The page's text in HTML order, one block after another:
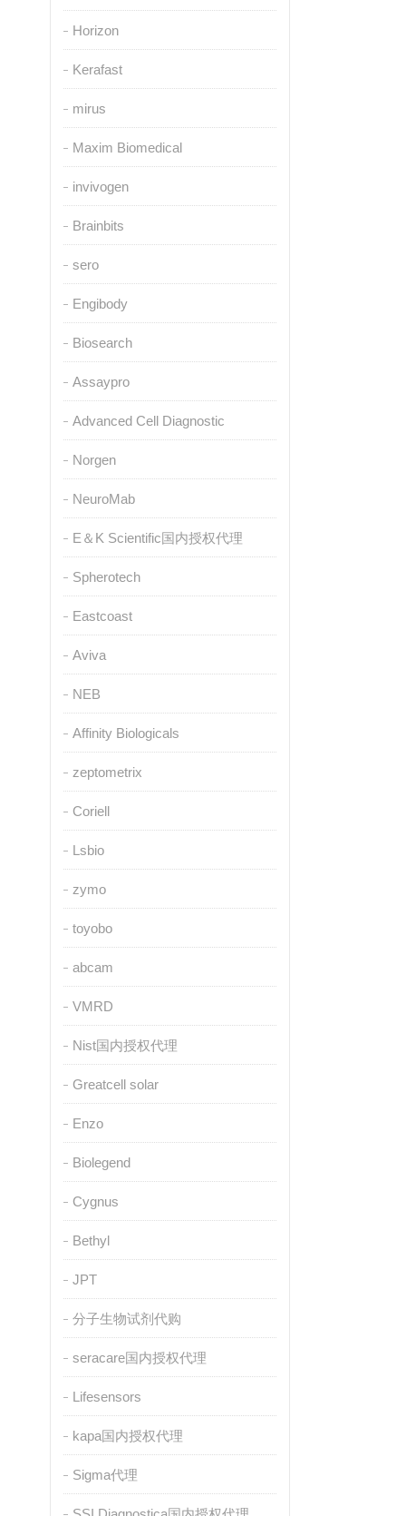
Horizon
Kerafast
mirus
Maxim Biomedical
invivogen
Brainbits
sero
Engibody
Biosearch
Assaypro
Advanced Cell Diagnostic
Norgen
NeuroMab
E＆K Scientific国内授权代理
Spherotech
Eastcoast
Aviva
NEB
Affinity Biologicals
zeptometrix
Coriell
Lsbio
zymo
toyobo
abcam
VMRD
Nist国内授权代理
Greatcell solar
Enzo
Biolegend
Cygnus
Bethyl
JPT
分子生物试剂代购
seracare国内授权代理
Lifesensors
kapa国内授权代理
Sigma代理